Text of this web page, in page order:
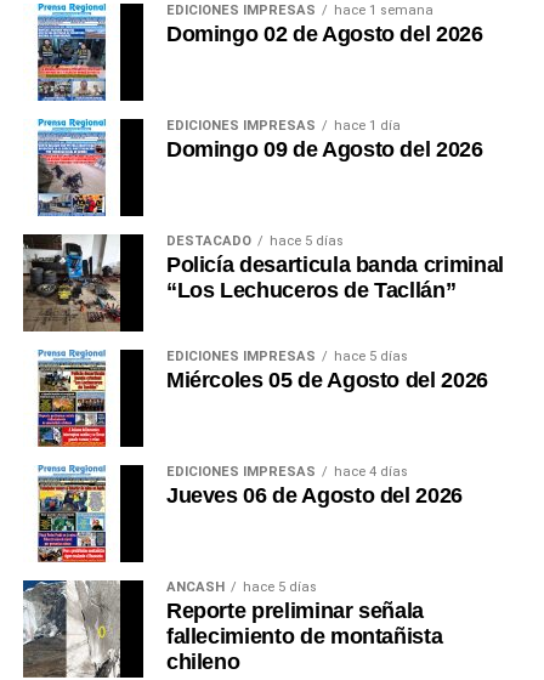
termina beneficiándose.
Cada accidente que trasciende internacionalmente
sin una respuesta eficiente deteriora silenciosamente
la imagen del destino. Las montañas no hablan. Pero
las estadísticas sí. Cada rescate tardío, cada
evacuación improvisada y cada vida perdida envían
un mensaje al mundo.
Áncash posee una de las mayores riquezas naturales
del planeta. Lo que todavía no posee es una política
pública de seguridad a la altura de esa riqueza. Quizá
el verdadero desafío ya no sea conseguir un nuevo
reconocimiento internacional. El desafío consiste en
demostrar que somos capaces de cuidar a quienes
vienen a admirar aquello que tanto nos enorgullece.
Porque el turismo del siglo XXI ya no premia
solamente los paisajes extraordinarios. Premia, sobre
todo, los destinos que convierten la seguridad en
parte esencial de la experiencia. Ese debería ser el
próximo gran patrimonio que Áncash construya.
Esta es mi opinión. ¿Usted qué opina?
EDICIONES IMPRESAS hace 1 semana
Domingo 02 de Agosto del 2026
EDICIONES IMPRESAS hace 1 día
Domingo 09 de Agosto del 2026
DESTACADO hace 5 días
Policía desarticula banda criminal
“Los Lechuceros de Tacllán”
EDICIONES IMPRESAS hace 5 días
Miércoles 05 de Agosto del 2026
EDICIONES IMPRESAS hace 4 días
Jueves 06 de Agosto del 2026
ANCASH hace 5 días
Reporte preliminar señala
fallecimiento de montañista
chileno